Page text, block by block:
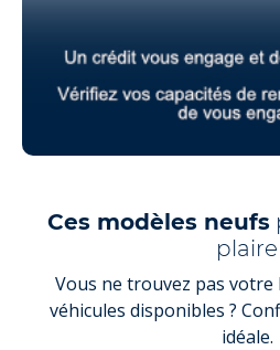
Ces modèles neufs
plaire
Vous ne trouvez pas
véhicules disponibles ?
idéale.